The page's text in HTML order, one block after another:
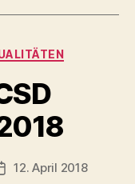
offiziellem
der
Stadt
Paris“
12. April 2018